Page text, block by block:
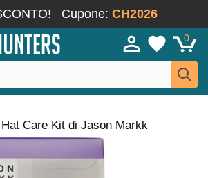
Cupone: CH2026
0
Care Kit di Jason Markk